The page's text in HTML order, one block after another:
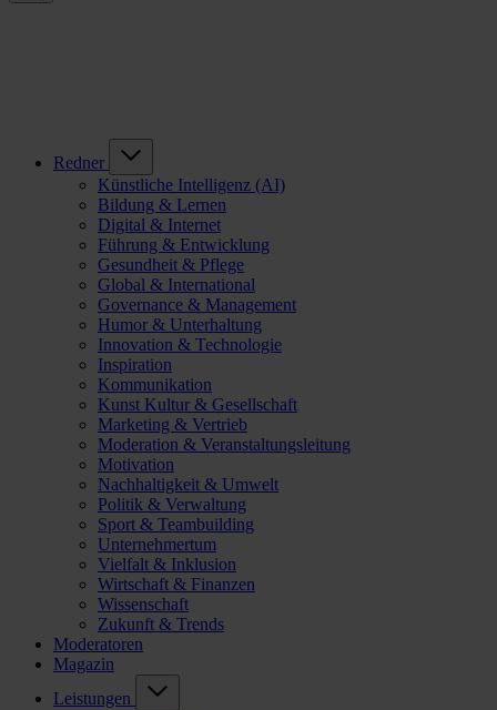
Redner
Künstliche Intelligenz (AI)
Bildung & Lernen
Digital & Internet
Führung & Entwicklung
Gesundheit & Pflege
Global & International
Governance & Management
Humor & Unterhaltung
Innovation & Technologie
Inspiration
Kommunikation
Kunst Kultur & Gesellschaft
Marketing & Vertrieb
Moderation & Veranstaltungsleitung
Motivation
Nachhaltigkeit & Umwelt
Politik & Verwaltung
Sport & Teambuilding
Unternehmertum
Vielfalt & Inklusion
Wirtschaft & Finanzen
Wissenschaft
Zukunft & Trends
Moderatoren
Magazin
Leistungen